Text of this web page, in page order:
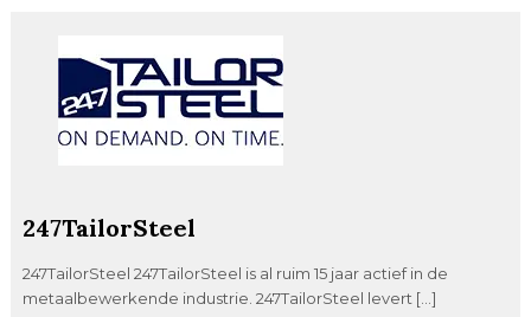
247TailorSteel
247TailorSteel 247TailorSteel is al ruim 15 jaar actief in de
metaalbewerkende industrie. 247TailorSteel levert […]